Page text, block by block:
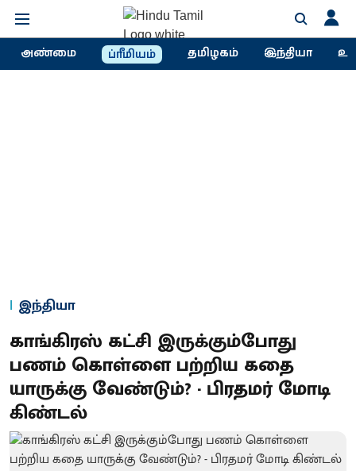
அண்மை ப்ரீமியம் தமிழகம் இந்தியா
இந்தியா
காங்கிரஸ் கட்சி இருக்கும்போது
பணம் கொள்ளை பற்றிய கதை
யாருக்கு வேண்டும்? - பிரதமர் மோடி
கிண்டல்